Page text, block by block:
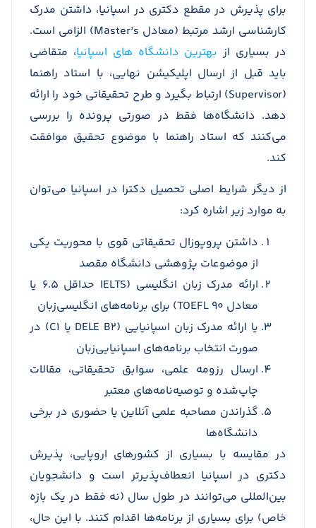
برای پذیرش در مقطع دکتری در اسپانیا، داشتن مدرک
کارشناسی ارشد مرتبط (معادل Master’s) الزامی است.
در بسیاری از بهترین دانشگاه های اسپانیا، متقاضی
باید قبل از ارسال اپلیکیشن نهایی، با استاد راهنما
(Supervisor) ارتباط بگیرد و طرح تحقیقاتی خود را ارائه
دهد. دانشگاه‌ها فقط در صورتی پرونده را بررسی
می‌کنند که استاد راهنما با موضوع تحقیق موافقت
کند.
از دیگر شرایط اصلی تحصیل دکترا در اسپانیا می‌توان
به موارد زیر اشاره کرد:
داشتن پروپوزال تحقیقاتی قوی با محوریت یکی
از موضوعات پژوهشی دانشگاه مقصد
ارائه مدرک زبان انگلیسی (IELTS حداقل 6.5 یا
معادل TOEFL 90) برای برنامه‌های انگلیسی‌زبان
یا ارائه مدرک زبان اسپانیایی (DELE B2 یا C1) در
صورت انتخاب برنامه‌های اسپانیایی‌زبان
ارسال رزومه علمی، سوابق تحقیقاتی، مقالات
چاپ‌شده و توصیه‌نامه‌های معتبر
گذراندن مصاحبه علمی آنلاین یا حضوری در برخی
دانشگاه‌ها
در مقایسه با بسیاری از کشورهای اروپایی، پذیرش
دکتری در اسپانیا انعطاف‌پذیرتر است و دانشجویان
بین‌المللی می‌توانند در طول سال (نه فقط در یک بازه
خاص) برای بسیاری از برنامه‌ها اقدام کنند. با این حال،